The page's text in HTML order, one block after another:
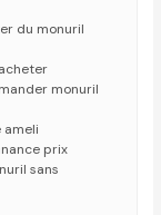
du monuril
monuril
ameli
prix
sans